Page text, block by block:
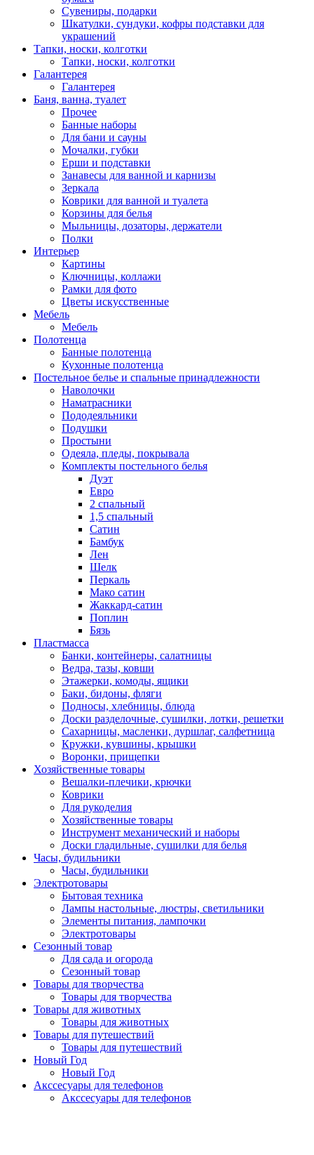
Сувениры, подарки
Шкатулки, сундуки, кофры подставки для
украшений
Тапки, носки, колготки
Тапки, носки, колготки
Галантерея
Галантерея
Баня, ванна, туалет
Прочее
Банные наборы
Для бани и сауны
Мочалки, губки
Ерши и подставки
Занавесы для ванной и карнизы
Зеркала
Коврики для ванной и туалета
Корзины для белья
Мыльницы, дозаторы, держатели
Полки
Интерьер
Картины
Ключницы, коллажи
Рамки для фото
Цветы искусственные
Мебель
Мебель
Полотенца
Банные полотенца
Кухонные полотенца
Постельное белье и спальные принадлежности
Наволочки
Наматрасники
Пододеяльники
Подушки
Простыни
Одеяла, пледы, покрывала
Комплекты постельного белья
Дуэт
Евро
2 спальный
1,5 спальный
Сатин
Бамбук
Лен
Шелк
Перкаль
Мако сатин
Жаккард-сатин
Поплин
Бязь
Пластмасса
Банки, контейнеры, салатницы
Ведра, тазы, ковши
Этажерки, комоды, ящики
Баки, бидоны, фляги
Подносы, хлебницы, блюда
Доски разделочные, сушилки, лотки, решетки
Сахарницы, масленки, дуршлаг, салфетница
Кружки, кувшины, крышки
Воронки, прищепки
Хозяйственные товары
Вешалки-плечики, крючки
Коврики
Для рукоделия
Хозяйственные товары
Инструмент механический и наборы
Доски гладильные, сушилки для белья
Часы, будильники
Часы, будильники
Электротовары
Бытовая техника
Лампы настольные, люстры, светильники
Элементы питания, лампочки
Электротовары
Сезонный товар
Для сада и огорода
Сезонный товар
Товары для творчества
Товары для творчества
Товары для животных
Товары для животных
Товары для путешествий
Товары для путешествий
Новый Год
Новый Год
Акссесуары для телефонов
Акссесуары для телефонов